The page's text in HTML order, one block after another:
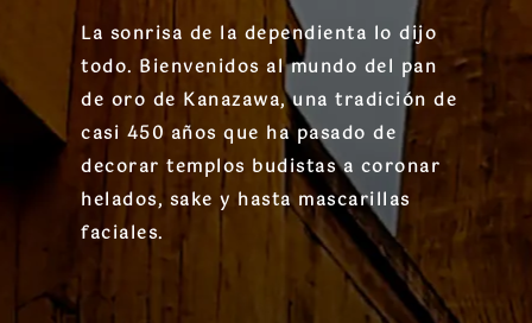
La sonrisa de la dependienta lo dijo
todo. Bienvenidos al mundo del pan
de oro de Kanazawa, una tradición de
casi 450 años que ha pasado de
decorar templos budistas a coronar
helados, sake y hasta mascarillas
faciales.